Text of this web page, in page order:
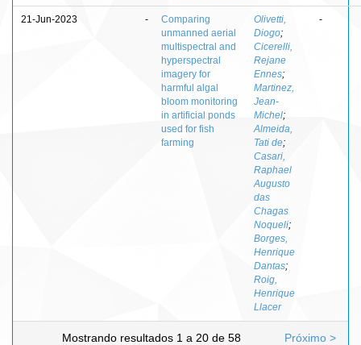
21-Jun-2023 -
Comparing
unmanned aerial
multispectral and
hyperspectral
imagery for
harmful algal
bloom monitoring
in artificial ponds
used for fish
farming
Olivetti,
Diogo;
Cicerelli,
Rejane
Ennes;
Martinez,
Jean-
Michel;
Almeida,
Tati de;
Casari,
Raphael
Augusto
das
Chagas
Noqueli;
Borges,
Henrique
Dantas;
Roig,
Henrique
Llacer
-
Mostrando resultados 1 a 20 de 58 Próximo >